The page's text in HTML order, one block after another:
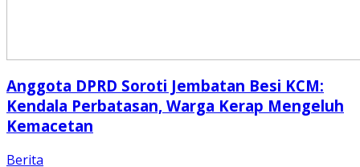
Anggota DPRD Soroti Jembatan Besi KCM:
Kendala Perbatasan, Warga Kerap Mengeluh
Kemacetan
Berita